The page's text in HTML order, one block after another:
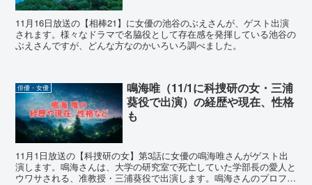
11月16日放送の【相棒21】に女優の池谷のぶえさんが、ゲスト出演
されます。様々なドラマで名脇役として存在感を発揮している池谷の
ぶえさんですが、どんな方なのかいろいろ調べました。
俳優・女優
鳴海唯（11/1に科捜研の女・三浦
葵役で出演）の経歴や現在、性格
も
11月1日放送の【科捜研の女】第3話に女優の鳴海唯さんがゲスト出
演します。鳴海さんは、大学の研究室で死亡していた学部長の愛人と
ウワサされる、准教授・三浦葵役で出演します。鳴海さんのプロフィ